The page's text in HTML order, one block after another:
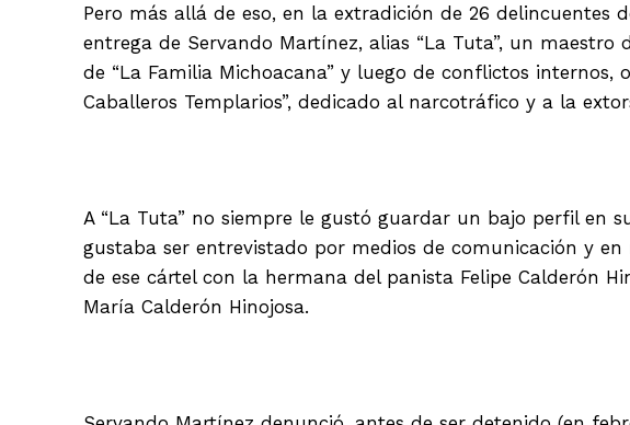
Pero más allá de eso, en la extradición de 26 delincuentes
entrega de Servando Martínez, alias “La Tuta”, un
de “La Familia Michoacana” y luego de conflictos internos,
Caballeros Templarios”, dedicado al narcotráfico y a la
A “La Tuta” no siempre le gustó guardar un bajo perfil en
gustaba ser entrevistado por medios de comunicación y
de ese cártel con la hermana del panista Felipe Calderón
María Calderón Hinojosa.